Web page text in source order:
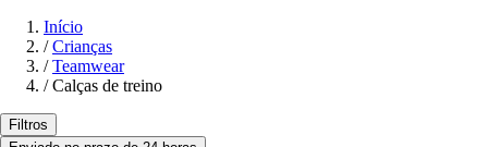
Início
/ Crianças
/ Teamwear
/ Calças de treino
Filtros